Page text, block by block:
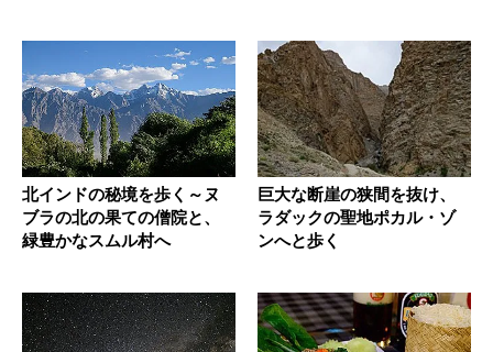
北インドの秘境を歩く～ヌ
ブラの北の果ての僧院と、
緑豊かなスムル村へ
巨大な断崖の狭間を抜け、
ラダックの聖地ポカル・ゾ
ンへと歩く